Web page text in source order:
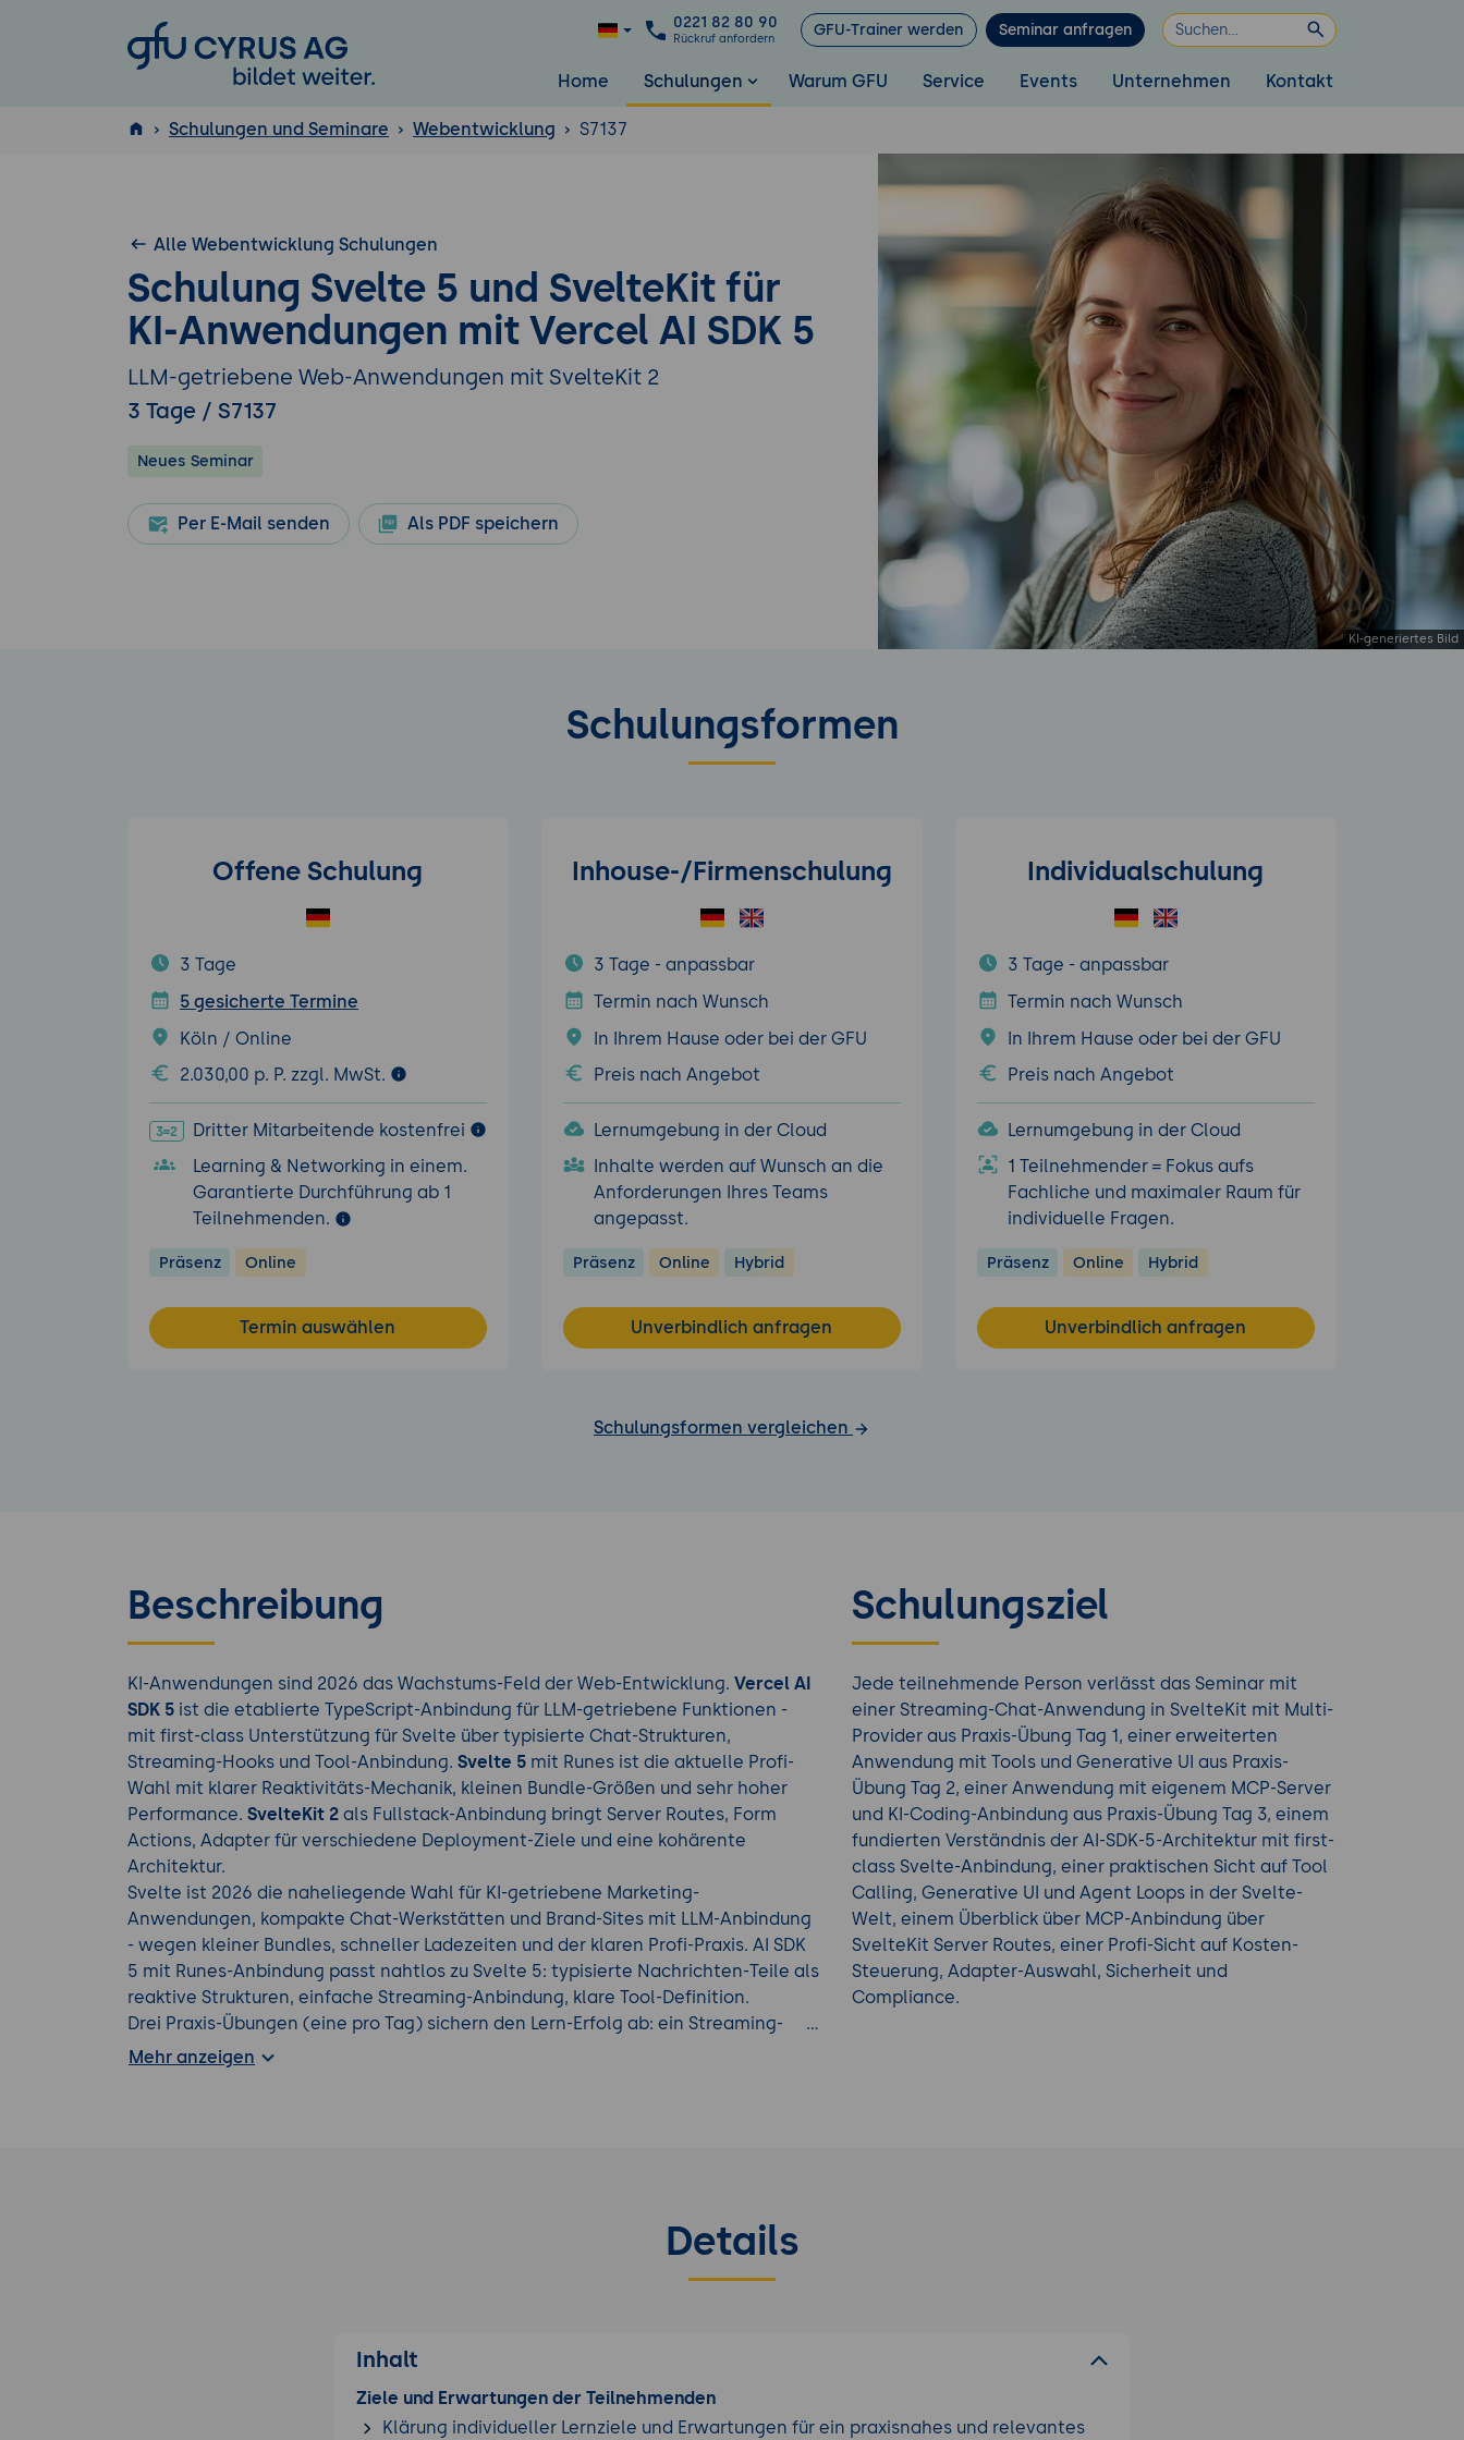
GFU Cyrus AG
0221 82 80 90
Rückruf anfordern GFU-Trainer werden Seminar anfragen
Home Schulungen Warum GFU Service Events Unternehmen Kontakt
ISTQB
Schulungen und Seminare Webentwicklung S7137
Alle Webentwicklung Schulungen
Schulung Svelte 5 und SvelteKit für
KI-Anwendungen mit Vercel AI SDK 5
LLM-getriebene Web-Anwendungen mit SvelteKit 2
3 Tage / S7137
Neues Seminar
Per E-Mail senden Als PDF speichern
Schulungsformen
Offene Schulung
3 Tage
5 gesicherte Termine
Köln / Online
2.030,00 p. P. zzgl. MwSt.
Dritter Mitarbeitende kostenfrei
Learning & Networking in einem.
Garantierte Durchführung ab 1
Teilnehmenden.
Präsenz Online
Termin auswählen
Inhouse-/Firmenschulung
3 Tage - anpassbar
Termin nach Wunsch
In Ihrem Hause oder bei der GFU
Preis nach Angebot
Lernumgebung in der Cloud
Inhalte werden auf Wunsch an die
Anforderungen Ihres Teams
angepasst.
Präsenz Online Hybrid
Unverbindlich anfragen
Individualschulung
3 Tage - anpassbar
Termin nach Wunsch
In Ihrem Hause oder bei der GFU
Preis nach Angebot
Lernumgebung in der Cloud
1 Teilnehmender = Fokus aufs
Fachliche und maximaler Raum für
individuelle Fragen.
Präsenz Online Hybrid
Unverbindlich anfragen
Schulungsformen vergleichen
Beschreibung
KI-Anwendungen sind 2026 das Wachstums-Feld der Web-Entwicklung. Vercel AI
SDK 5 ist die etablierte TypeScript-Anbindung für LLM-getriebene Funktionen -
mit first-class Unterstützung für Svelte über typisierte Chat-Strukturen,
Streaming-Hooks und Tool-Anbindung. Svelte 5 mit Runes ist die aktuelle Profi-
Wahl mit klarer Reaktivitäts-Mechanik, kleinen Bundle-Größen und sehr hoher
Performance. SvelteKit 2 als Fullstack-Anbindung bringt Server Routes, Form
Actions, Adapter für verschiedene Deployment-Ziele und eine kohärente
Architektur.
Svelte ist 2026 die naheliegende Wahl für KI-getriebene Marketing-
Anwendungen, kompakte Chat-Werkstätten und Brand-Sites mit LLM-Anbindung
- wegen kleiner Bundles, schneller Ladezeiten und der klaren Profi-Praxis. AI SDK
5 mit Runes-Anbindung passt nahtlos zu Svelte 5: typisierte Nachrichten-Teile als
reaktive Strukturen, einfache Streaming-Anbindung, klare Tool-Definition.
Drei Praxis-Übungen (eine pro Tag) sichern den Lern-Erfolg ab: ein Streaming-
Chat am Tag 1, Tools und Generative UI am Tag 2, ein eigener MCP-Server am Tag
Mehr anzeigen
Schulungsziel
Jede teilnehmende Person verlässt das Seminar mit
einer Streaming-Chat-Anwendung in SvelteKit mit Multi-
Provider aus Praxis-Übung Tag 1, einer erweiterten
Anwendung mit Tools und Generative UI aus Praxis-
Übung Tag 2, einer Anwendung mit eigenem MCP-Server
und KI-Coding-Anbindung aus Praxis-Übung Tag 3, einem
fundierten Verständnis der AI-SDK-5-Architektur mit first-
class Svelte-Anbindung, einer praktischen Sicht auf Tool
Calling, Generative UI und Agent Loops in der Svelte-
Welt, einem Überblick über MCP-Anbindung über
SvelteKit Server Routes, einer Profi-Sicht auf Kosten-
Steuerung, Adapter-Auswahl, Sicherheit und
Compliance.
Details
Inhalt
Ziele und Erwartungen der Teilnehmenden
Klärung individueller Lernziele und Erwartungen für ein praxisnahes und relevantes